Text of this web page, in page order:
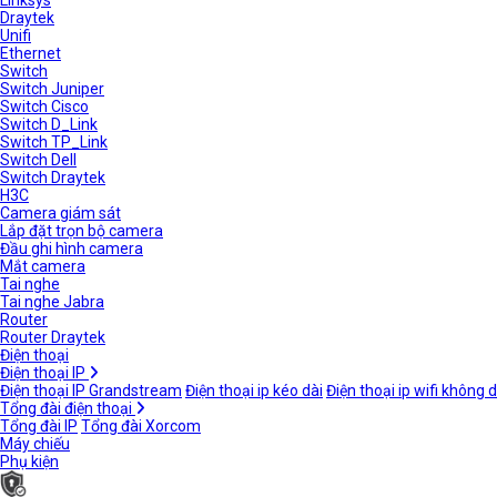
Draytek
Unifi
Ethernet
Switch
Switch Juniper
Switch Cisco
Switch D_Link
Switch TP_Link
Switch Dell
Switch Draytek
H3C
Camera giám sát
Lắp đặt trọn bộ camera
Đầu ghi hình camera
Mắt camera
Tai nghe
Tai nghe Jabra
Router
Router Draytek
Điện thoại
Điện thoại IP
Điện thoại IP Grandstream Điện thoại ip kéo dài Điện thoại ip wifi không
Tổng đài điện thoại
Tổng đài IP Tổng đài Xorcom
Máy chiếu
Phụ kiện